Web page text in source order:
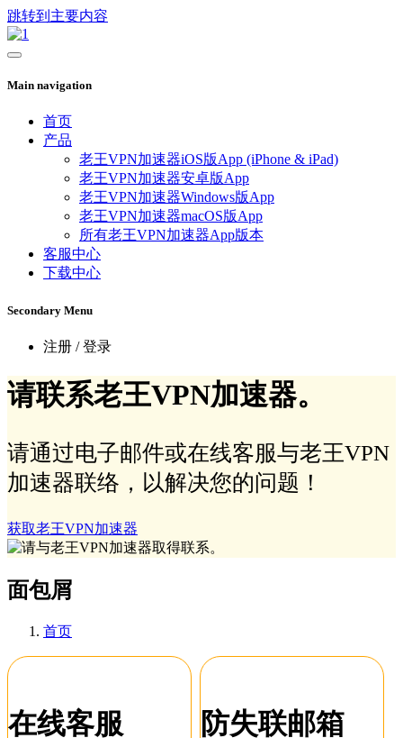
跳转到主要内容
Main navigation
首页
产品
老王VPN加速器iOS版App (iPhone & iPad)
老王VPN加速器安卓版App
老王VPN加速器Windows版App
老王VPN加速器macOS版App
所有老王VPN加速器App版本
客服中心
下载中心
Secondary Menu
注册 / 登录
请联系老王VPN加速器。
请通过电子邮件或在线客服与老王VPN
加速器联络，以解决您的问题！
获取老王VPN加速器
面包屑
首页
在线客服 防失联邮箱